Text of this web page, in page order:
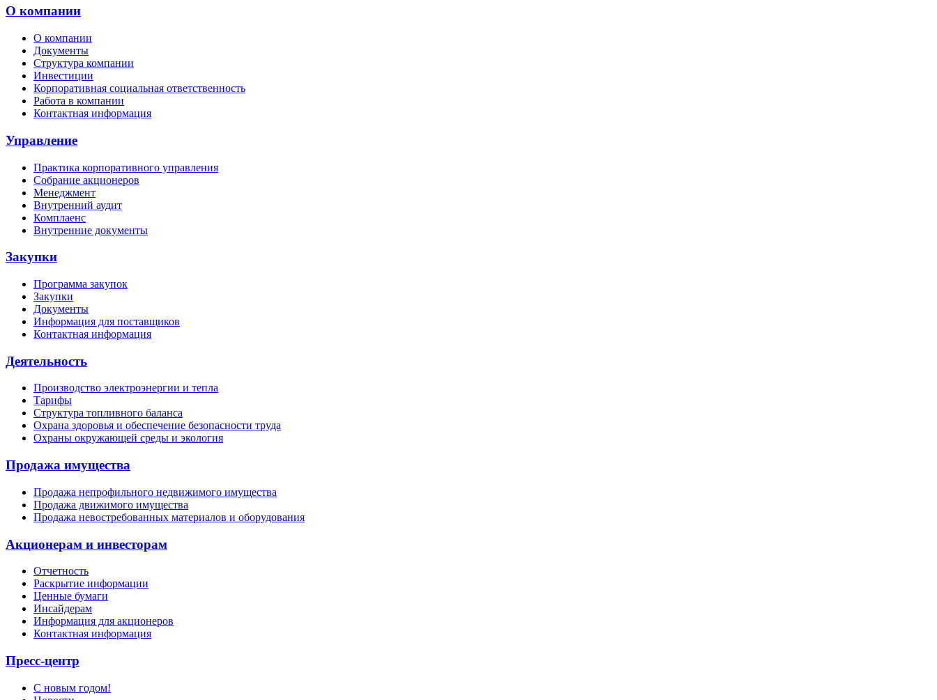
О компании
О компании
Документы
Структура компании
Инвестиции
Корпоративная социальная ответственность
Работа в компании
Контактная информация
Управление
Практика корпоративного управления
Собрание акционеров
Менеджмент
Внутренний аудит
Комплаенс
Внутренние документы
Закупки
Программа закупок
Закупки
Документы
Информация для поставщиков
Контактная информация
Деятельность
Производство электроэнергии и тепла
Тарифы
Структура топливного баланса
Охрана здоровья и обеспечение безопасности труда
Охраны окружающей среды и экология
Продажа имущества
Продажа непрофильного недвижимого имущества
Продажа движимого имущества
Продажа невостребованных материалов и оборудования
Акционерам и инвесторам
Отчетность
Раскрытие информации
Ценные бумаги
Инсайдерам
Информация для акционеров
Контактная информация
Пресс-центр
С новым годом!